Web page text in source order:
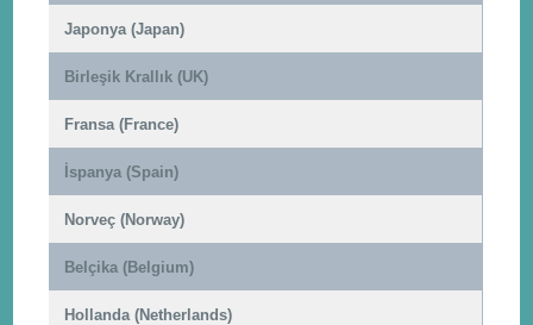
Japonya (Japan)
Birleşik Krallık (UK)
Fransa (France)
İspanya (Spain)
Norveç (Norway)
Belçika (Belgium)
Hollanda (Netherlands)